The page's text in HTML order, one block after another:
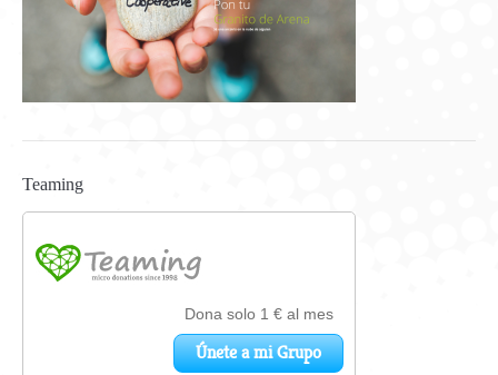
Teaming